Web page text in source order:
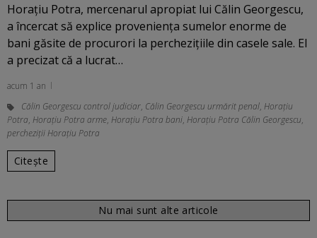
Horaţiu Potra, mercenarul apropiat lui Călin Georgescu,
a încercat să explice proveniența sumelor enorme de
bani găsite de procurori la perchezițiile din casele sale. El
a precizat că a lucrat…
acum 1 an
Călin Georgescu control judiciar, Călin Georgescu urmărit penal, Horațiu
Potra, Horațiu Potra arme, Horațiu Potra bani, Horațiu Potra Călin Georgescu,
percheziții Horațiu Potra
Citește
Nu mai sunt alte articole